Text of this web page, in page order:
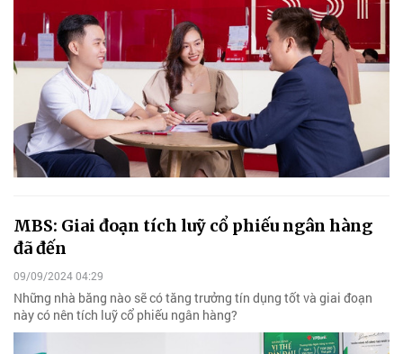
MBS: Giai đoạn tích luỹ cổ phiếu ngân hàng
đã đến
09/09/2024 04:29
Những nhà băng nào sẽ có tăng trưởng tín dụng tốt và giai đoạn
này có nên tích luỹ cổ phiếu ngân hàng?